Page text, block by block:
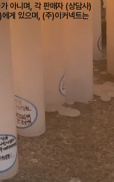
아니며, 각 판매자 (상담사)
게 있으며, (주)이커넥트는